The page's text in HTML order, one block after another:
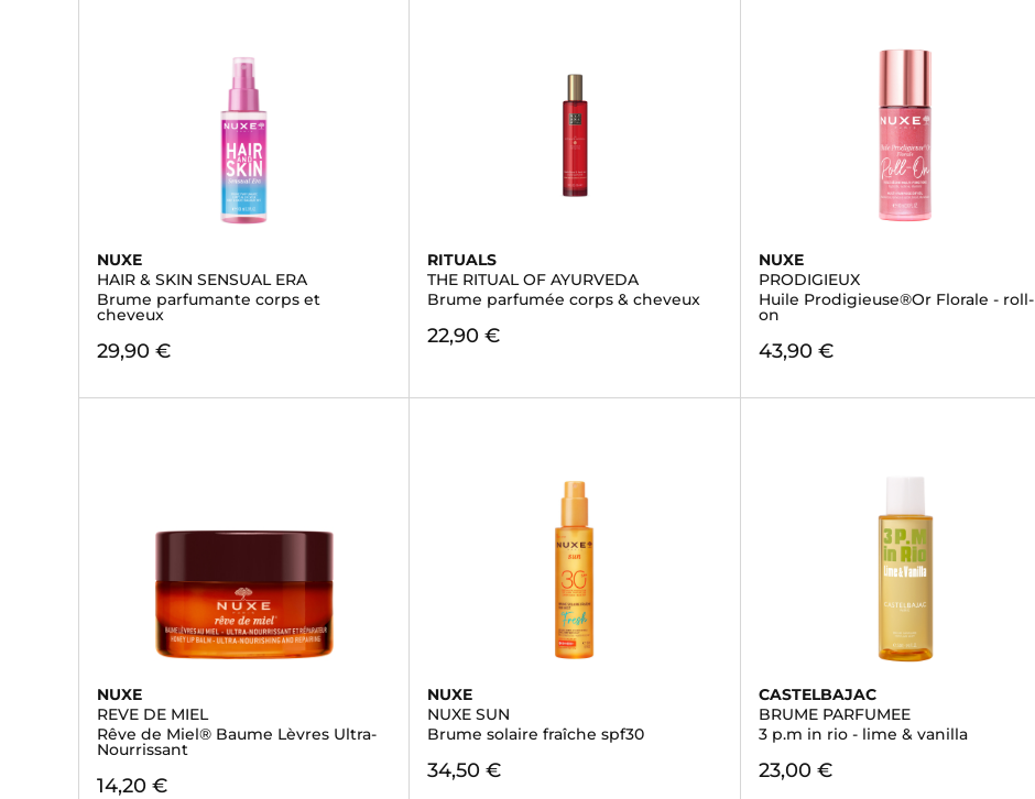
NUXE
HAIR & SKIN SENSUAL ERA
Brume parfumante corps et
cheveux
29,90 €
RITUALS
THE RITUAL OF AYURVEDA
Brume parfumée corps & cheveux
22,90 €
NUXE
PRODIGIEUX
Huile Prodigieuse®Or Florale - roll-
on
43,90 €
NUXE
REVE DE MIEL
Rêve de Miel® Baume Lèvres Ultra-
Nourrissant
14,20 €
NUXE
NUXE SUN
Brume solaire fraîche spf30
34,50 €
CASTELBAJAC
BRUME PARFUMEE
3 p.m in rio - lime & vanilla
23,00 €